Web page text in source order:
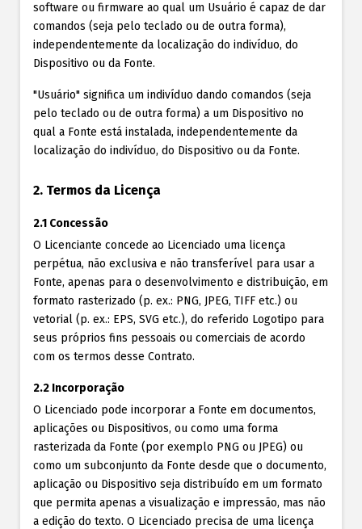
software ou firmware ao qual um Usuário é capaz de dar
comandos (seja pelo teclado ou de outra forma),
independentemente da localização do indivíduo, do
Dispositivo ou da Fonte.
"Usuário" significa um indivíduo dando comandos (seja
pelo teclado ou de outra forma) a um Dispositivo no
qual a Fonte está instalada, independentemente da
localização do indivíduo, do Dispositivo ou da Fonte.
2. Termos da Licença
2.1 Concessão
O Licenciante concede ao Licenciado uma licença
perpétua, não exclusiva e não transferível para usar a
Fonte, apenas para o desenvolvimento e distribuição, em
formato rasterizado (p. ex.: PNG, JPEG, TIFF etc.) ou
vetorial (p. ex.: EPS, SVG etc.), do referido Logotipo para
seus próprios fins pessoais ou comerciais de acordo
com os termos desse Contrato.
2.2 Incorporação
O Licenciado pode incorporar a Fonte em documentos,
aplicações ou Dispositivos, ou como uma forma
rasterizada da Fonte (por exemplo PNG ou JPEG) ou
como um subconjunto da Fonte desde que o documento,
aplicação ou Dispositivo seja distribuído em um formato
que permita apenas a visualização e impressão, mas não
a edição do texto. O Licenciado precisa de uma licença